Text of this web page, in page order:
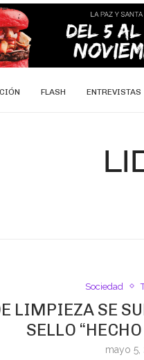
FLASH ENTREVISTAS
Sociedad
LIMPIEZA SE
SELLO
mayo 5,